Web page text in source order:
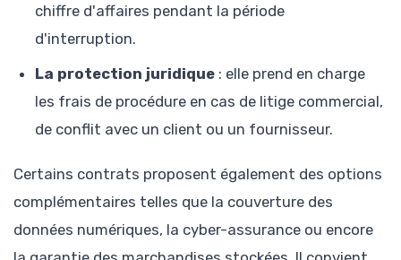
chiffre d'affaires pendant la période
d'interruption.
La protection juridique : elle prend en charge
les frais de procédure en cas de litige commercial,
de conflit avec un client ou un fournisseur.
Certains contrats proposent également des options
complémentaires telles que la couverture des
données numériques, la cyber-assurance ou encore